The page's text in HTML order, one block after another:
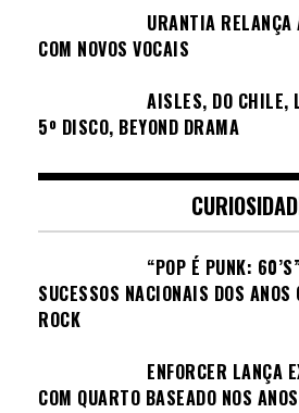
URANTIA
COM NOVOS VOCAIS
AISLES, DO CHILE,
5º DISCO, BEYOND DRAMA
“POP É PUNK:
SUCESSOS NACIONAIS DOS
ROCK
ENFORCER LANÇA
COM QUARTO BASEADO NOS